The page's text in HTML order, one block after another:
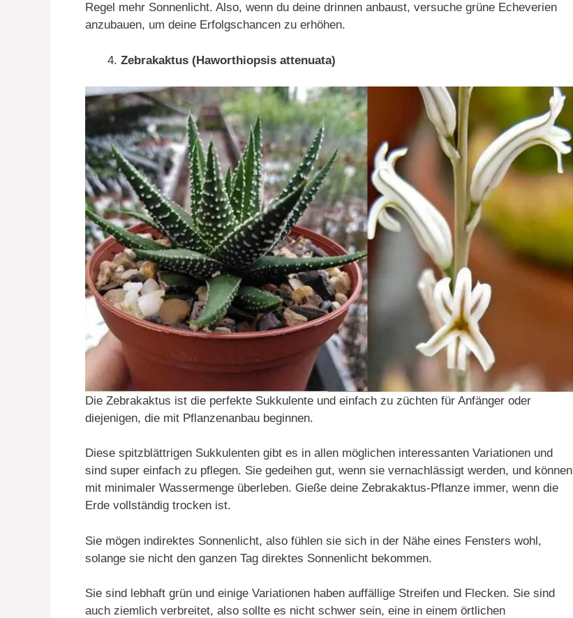
Regel mehr Sonnenlicht. Also, wenn du deine drinnen anbaust, versuche grüne Echeverien
anzubauen, um deine Erfolgschancen zu erhöhen.
Zebrakaktus (Haworthiopsis attenuata)
Die Zebrakaktus ist die perfekte Sukkulente und einfach zu züchten für Anfänger oder
diejenigen, die mit Pflanzenanbau beginnen.
Diese spitzblättrigen Sukkulenten gibt es in allen möglichen interessanten Variationen und
sind super einfach zu pflegen. Sie gedeihen gut, wenn sie vernachlässigt werden, und können
mit minimaler Wassermenge überleben. Gieße deine Zebrakaktus-Pflanze immer, wenn die
Erde vollständig trocken ist.
Sie mögen indirektes Sonnenlicht, also fühlen sie sich in der Nähe eines Fensters wohl,
solange sie nicht den ganzen Tag direktes Sonnenlicht bekommen.
Sie sind lebhaft grün und einige Variationen haben auffällige Streifen und Flecken. Sie sind
auch ziemlich verbreitet, also sollte es nicht schwer sein, eine in einem örtlichen